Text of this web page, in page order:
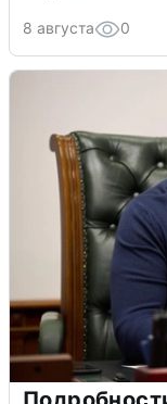
8 августа 0